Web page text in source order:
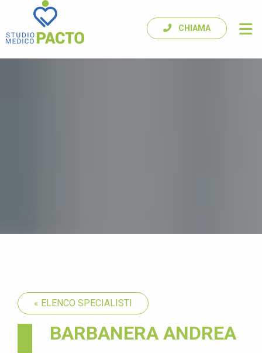
CHIAMA
« ELENCO SPECIALISTI
BARBANERA ANDREA